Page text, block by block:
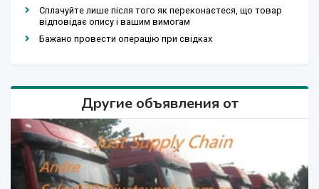
Сплачуйте лише після того як переконаєтеся, що товар
відповідає опису і вашим вимогам
Бажано провести операцію при свідках
Другие объявления от